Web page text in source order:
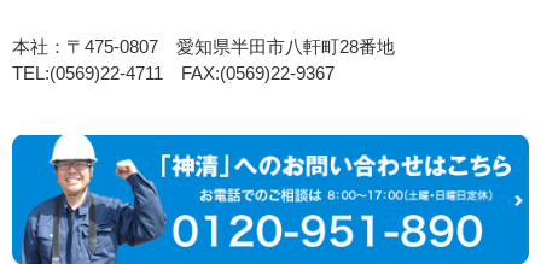
本社：〒475-0807 愛知県半田市八軒町28番地
TEL:(0569)22-4711 FAX:(0569)22-9367